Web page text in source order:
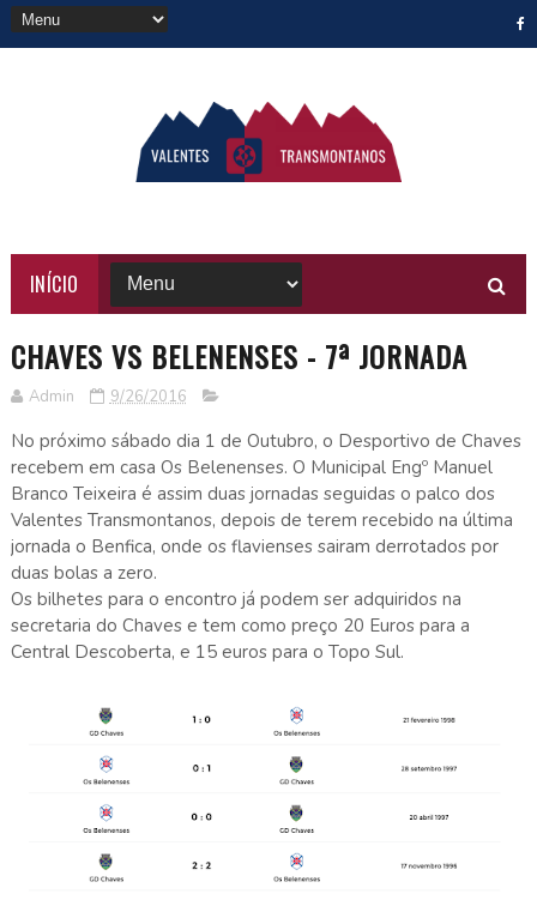
INÍCIO
CHAVES VS BELENENSES - 7ª JORNADA
Admin 9/26/2016
No próximo sábado dia 1 de Outubro, o Desportivo de Chaves
recebem em casa Os Belenenses. O Municipal Engº Manuel
Branco Teixeira é assim duas jornadas seguidas o palco dos
Valentes Transmontanos, depois de terem recebido na última
jornada o Benfica, onde os flavienses sairam derrotados por
duas bolas a zero.
Os bilhetes para o encontro já podem ser adquiridos na
secretaria do Chaves e tem como preço 20 Euros para a
Central Descoberta, e 15 euros para o Topo Sul.